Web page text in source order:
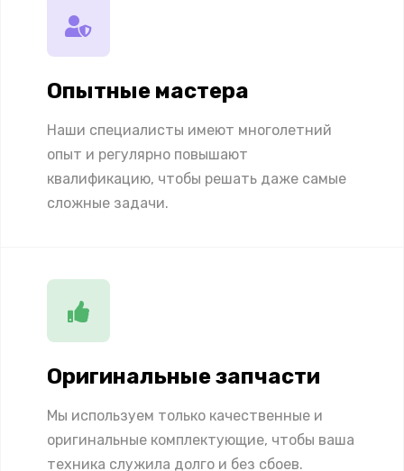
Опытные мастера
Наши специалисты имеют многолетний
опыт и регулярно повышают
квалификацию, чтобы решать даже самые
сложные задачи.
Оригинальные запчасти
Мы используем только качественные и
оригинальные комплектующие, чтобы ваша
техника служила долго и без сбоев.